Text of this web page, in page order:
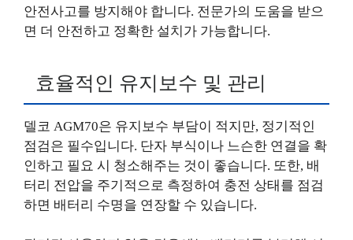
안전사고를 방지해야 합니다. 전문가의 도움을 받으
면 더 안전하고 정확한 설치가 가능합니다.
효율적인 유지보수 및 관리
델코 AGM70은 유지보수 부담이 적지만, 정기적인
점검은 필수입니다. 단자 부식이나 느슨한 연결을 확
인하고 필요 시 청소해주는 것이 좋습니다. 또한, 배
터리 전압을 주기적으로 측정하여 충전 상태를 점검
하면 배터리 수명을 연장할 수 있습니다.